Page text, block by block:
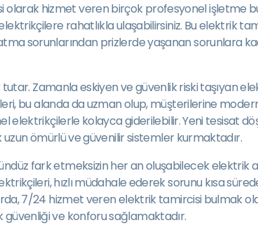
olarak hizmet veren birçok profesyonel işletme
rahatlıkla ulaşabilirsiniz. Bu elektrik
sorunlarından prizlerde yaşanan sorunlara
Zamanla eskiyen ve güvenlik riski taşıyan
bu alanda da uzman olup, müşterilerine
elektrikçilerle kolayca giderilebilir. Yeni tesisat
ömürlü ve güvenilir sistemler kurmaktadır.
fark etmeksizin her an oluşabilecek elektrik
hızlı müdahale ederek sorunu kısa
7/24 hizmet veren elektrik tamircisi bulmak
ve konforu sağlamaktadır.